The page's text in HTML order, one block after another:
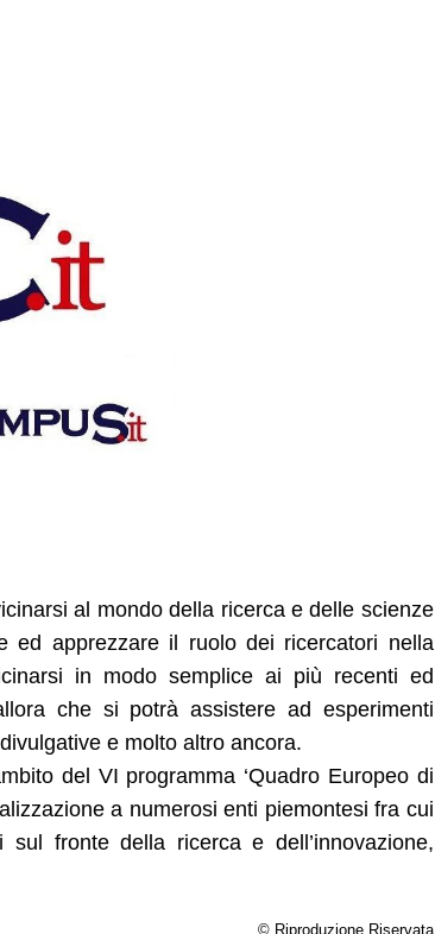
al mondo della ricerca e delle scienze
ed apprezzare il ruolo dei ricercatori nella
in modo semplice ai più recenti ed
che si potrà assistere ad esperimenti
e molto altro ancora.
del VI programma ‘Quadro Europeo di
a numerosi enti piemontesi fra cui
fronte della ricerca e dell’innovazione,
© Riproduzione Riservata